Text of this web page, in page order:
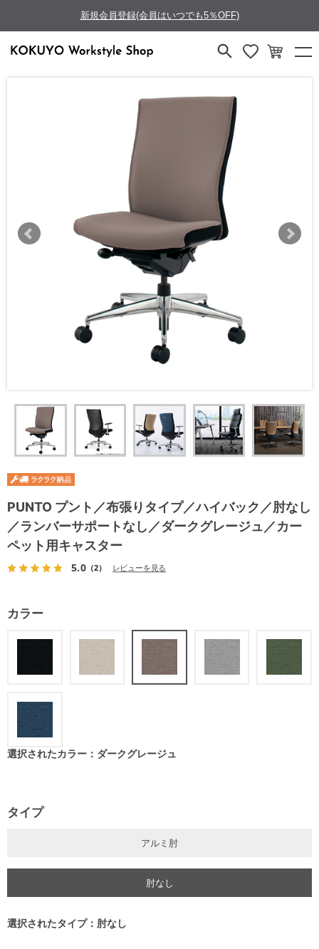
新規会員登録(会員はいつでも5％OFF)
PUNTO プント／布張りタイプ／ハイバック／肘なし
／ランバーサポートなし／ダークグレージュ／カー
ペット用キャスター
5.0（2） レビューを見る
カラー
選択されたカラー：ダークグレージュ
タイプ
アルミ肘
肘なし
選択されたタイプ：肘なし